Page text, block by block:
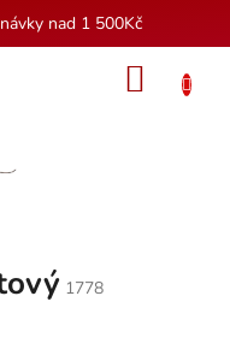
nad 1 500Kč
1778